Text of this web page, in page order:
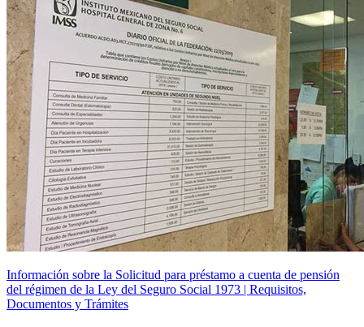
Información sobre la Solicitud para préstamo a cuenta de pensión
del régimen de la Ley del Seguro Social 1973 | Requisitos,
Documentos y Trámites